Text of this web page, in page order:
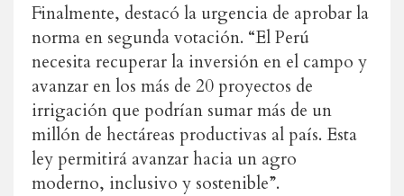
Finalmente, destacó la urgencia de aprobar la
norma en segunda votación. “El Perú
necesita recuperar la inversión en el campo y
avanzar en los más de 20 proyectos de
irrigación que podrían sumar más de un
millón de hectáreas productivas al país. Esta
ley permitirá avanzar hacia un agro
moderno, inclusivo y sostenible”.